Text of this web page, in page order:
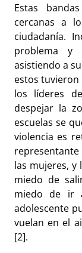
Estas
cercanas a
ciudadanía.
problema y
asistiendo a
estos
los líderes
despejar la
escuelas se
violencia es
representante
las mujeres, y
miedo de
miedo de ir
adolescente
vuelan en el
[2].